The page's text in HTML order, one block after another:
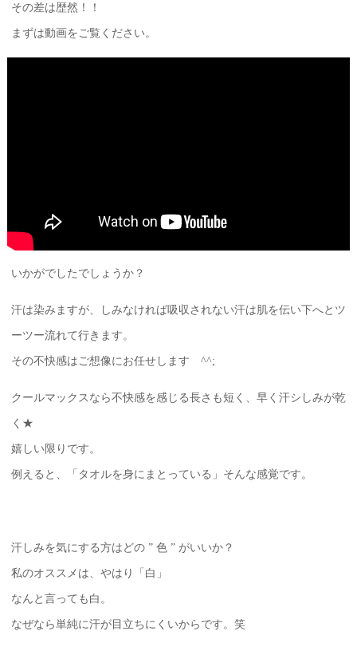
その差は歴然！！
まずは動画をご覧ください。
いかがでしたでしょうか？
汗は染みますが、しみなければ吸収されない汗は肌を伝い下へとツ
ーツー流れて行きます。
その不快感はご想像にお任せします ^^;
クールマックスなら不快感を感じる長さも短く、早く汗シしみが乾
く★
嬉しい限りです。
例えると、「タオルを身にまとっている」そんな感覚です。
汗しみを気にする方はどの ” 色 ” がいいか？
私のオススメは、やはり「白」
なんと言っても白。
なぜなら単純に汗が目立ちにくいからです。笑